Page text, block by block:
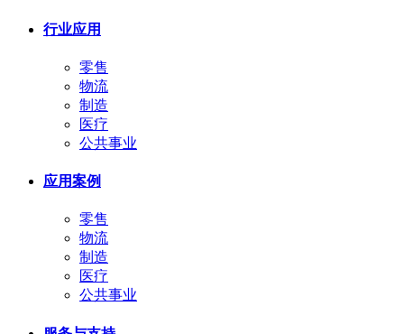
行业应用
零售
物流
制造
医疗
公共事业
应用案例
零售
物流
制造
医疗
公共事业